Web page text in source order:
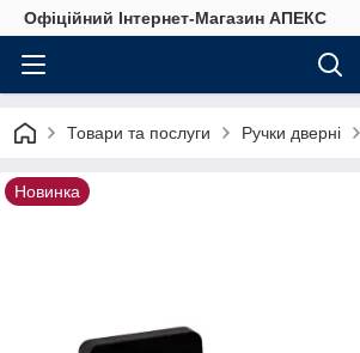
Офіційний Інтернет-Магазин АПЕКС
Товари та послуги Ручки дверні
Новинка